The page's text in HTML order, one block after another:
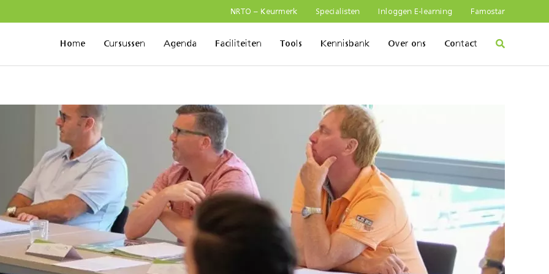
NRTO – Keurmerk Specialisten Inloggen E-learning Famostar
Home Cursussen Agenda Faciliteiten Tools Kennisbank Over ons Contact